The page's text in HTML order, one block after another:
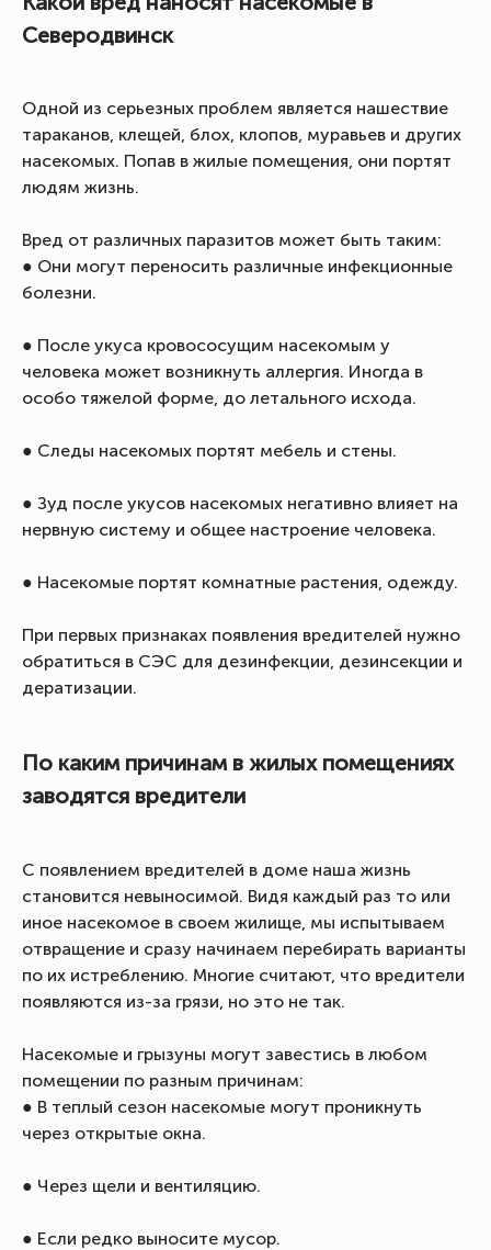
Северодвинск
Одной из серьезных проблем является нашествие
тараканов, клещей, блох, клопов, муравьев и других
насекомых. Попав в жилые помещения, они портят
людям жизнь.
Вред от различных паразитов может быть таким:
● Они могут переносить различные инфекционные
болезни.
● После укуса кровососущим насекомым у
человека может возникнуть аллергия. Иногда в
особо тяжелой форме, до летального исхода.
● Следы насекомых портят мебель и стены.
● Зуд после укусов насекомых негативно влияет на
нервную систему и общее настроение человека.
● Насекомые портят комнатные растения, одежду.
При первых признаках появления вредителей нужно
обратиться в СЭС для дезинфекции, дезинсекции и
дератизации.
По каким причинам в жилых помещениях
заводятся вредители
С появлением вредителей в доме наша жизнь
становится невыносимой. Видя каждый раз то или
иное насекомое в своем жилище, мы испытываем
отвращение и сразу начинаем перебирать варианты
по их истреблению. Многие считают, что вредители
появляются из-за грязи, но это не так.
Насекомые и грызуны могут завестись в любом
помещении по разным причинам:
● В теплый сезон насекомые могут проникнуть
через открытые окна.
● Через щели и вентиляцию.
● Если редко выносите мусор.